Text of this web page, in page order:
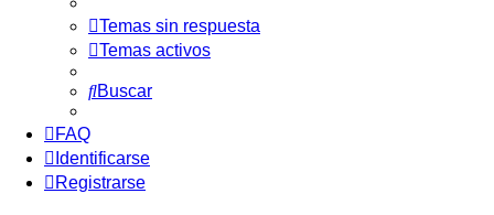
Temas sin respuesta
Temas activos
Buscar
FAQ
Identificarse
Registrarse